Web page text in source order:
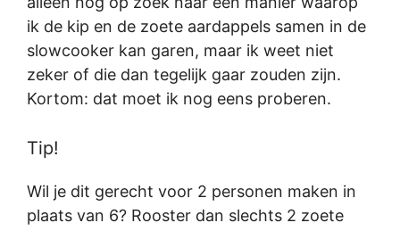
ik de kip en de zoete aardappels samen in de
slowcooker kan garen, maar ik weet niet
zeker of die dan tegelijk gaar zouden zijn.
Kortom: dat moet ik nog eens proberen.
Tip!
Wil je dit gerecht voor 2 personen maken in
plaats van 6? Rooster dan slechts 2 zoete